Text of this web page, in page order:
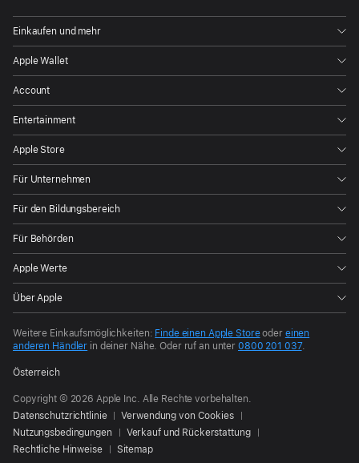
Einkaufen und mehr
Apple Wallet
Account
Entertainment
Apple Store
Für Unternehmen
Für den Bildungsbereich
Für Behörden
Apple Werte
Über Apple
Weitere Einkaufsmöglichkeiten: Finde einen Apple Storeoder einen
anderen Händler in deiner Nähe.Oder ruf an unter0800 201 037.
Österreich
Copyright © 2026 Apple Inc. Alle Rechte vorbehalten.
Datenschutzrichtlinie
Verwendung von Cookies
Nutzungsbedingungen
Verkauf und Rückerstattung
Rechtliche Hinweise
Sitemap